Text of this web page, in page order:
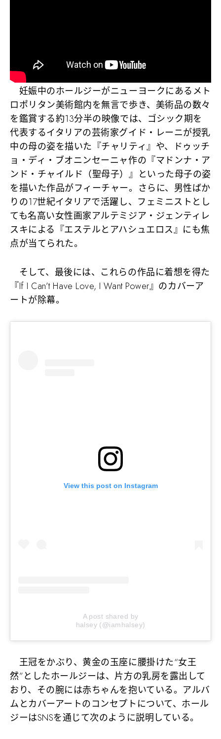
妊娠中のホールジーがニューヨークにあるメト
ロポリタン美術館内を無言で歩き、美術品の数々
を鑑賞する約13分半の映像では、ゴシック期を
代表するイタリアの芸術家グイド・レーニが授乳
中の母の姿を描いた『チャリティ』や、ドゥッチ
ョ・ディ・ブオニンセーニャ作の『マドンナ・ア
ンド・チャイルド（聖母子）』といった母子の姿
を描いた作品がフィーチャー。さらに、男性ばか
りの17世紀イタリアで活躍し、フェミニストとし
ても名高い女性画家アルテミジア・ジェンティレ
スキによる『エステルとアハシュエロス』にも焦
点が当てられた。
そして、最後には、これらの作品に着想を得た
『If I Can’t Have Love, I Want Power』のカバーア
ートが除幕。
View this post on Instagram
A post shared by
halsey (@iamhalsey)
王冠をかぶり、黄金の玉座に腰掛けた“女王
然”としたホールジーは、片方の乳房を露出して
おり、その腕には赤ちゃんを抱いている。アルバ
ムとカバーアートのコンセプトについて、ホール
ジーはSNSを通じて次のように説明している。